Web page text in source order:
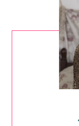
Jag accepterar